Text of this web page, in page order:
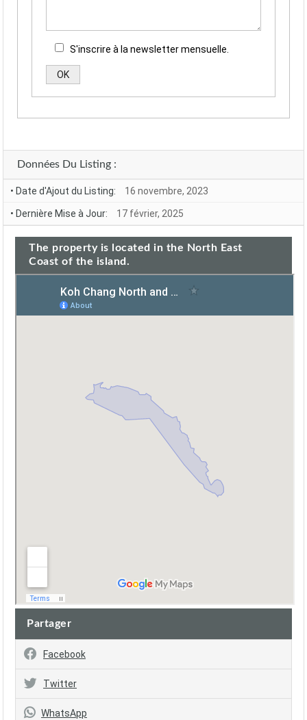
S'inscrire à la newsletter mensuelle.
Données Du Listing :
• Date d'Ajout du Listing: 16 novembre, 2023
• Dernière Mise à Jour: 17 février, 2025
The property is located in the North East
Coast of the island.
Partager
Facebook
Twitter
WhatsApp